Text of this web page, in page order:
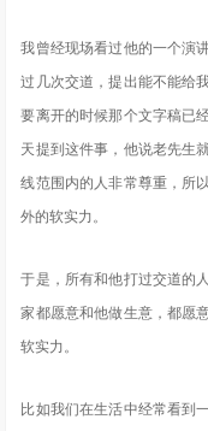
我曾经现场看过他的一个演
过几次交道，提出能不能给
要离开的时候那个文字稿已
天提到这件事，他说老先生
线范围内的人非常尊重，所
外的软实力。
于是，所有和他打过交道的
家都愿意和他做生意，都愿
软实力。
比如我们在生活中经常看到